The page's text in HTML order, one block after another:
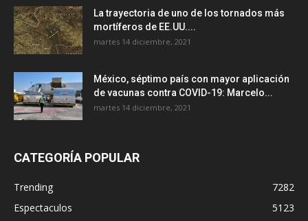
La trayectoria de uno de los tornados más
mortíferos de EE.UU....
martes 14 diciembre, 2021
México, séptimo país con mayor aplicación
de vacunas contra COVID-19: Marcelo...
martes 14 diciembre, 2021
CATEGORÍA POPULAR
Trending
7282
Espectaculos
5123